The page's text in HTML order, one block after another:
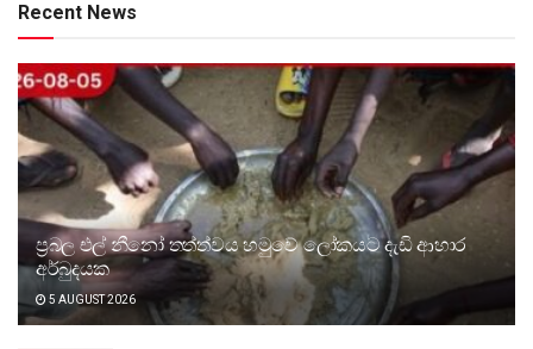
Recent News
ප්‍රබල එල් නීනෝ තත්ත්වය හමුවේ ලෝකයට දැඩි ආහාර
අර්බුදයක
5 AUGUST 2026